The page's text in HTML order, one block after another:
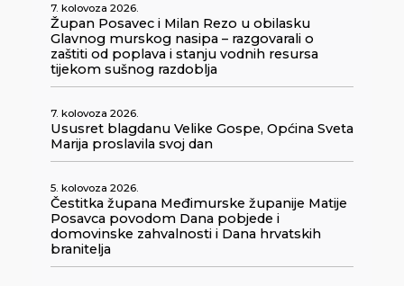
7. kolovoza 2026.
Župan Posavec i Milan Rezo u obilasku
Glavnog murskog nasipa – razgovarali o
zaštiti od poplava i stanju vodnih resursa
tijekom sušnog razdoblja
7. kolovoza 2026.
Ususret blagdanu Velike Gospe, Općina Sveta
Marija proslavila svoj dan
5. kolovoza 2026.
Čestitka župana Međimurske županije Matije
Posavca povodom Dana pobjede i
domovinske zahvalnosti i Dana hrvatskih
branitelja